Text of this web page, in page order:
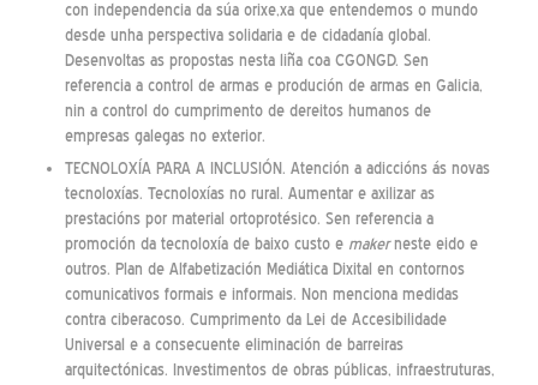
con independencia da súa orixe,xa que entendemos o mundo
desde unha perspectiva solidaria e de cidadanía global.
Desenvoltas as propostas nesta liña coa CGONGD. Sen
referencia a control de armas e produción de armas en Galicia,
nin a control do cumprimento de dereitos humanos de
empresas galegas no exterior.
TECNOLOXÍA PARA A INCLUSIÓN. Atención a adiccións ás novas
tecnoloxías. Tecnoloxías no rural. Aumentar e axilizar as
prestacións por material ortoprotésico. Sen referencia a
promoción da tecnoloxía de baixo custo e makerneste eido e
outros. Plan de Alfabetización Mediática Dixital en contornos
comunicativos formais e informais. Non menciona medidas
contra ciberacoso. Cumprimento da Lei de Accesibilidade
Universal e a consecuente eliminación de barreiras
arquitectónicas. Investimentos de obras públicas, infraestruturas,